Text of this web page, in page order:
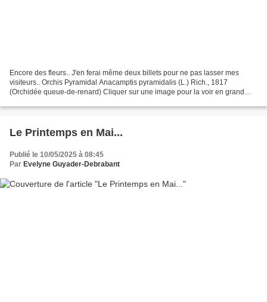
Encore des fleurs.. J'en ferai même deux billets pour ne pas lasser mes
visiteurs.. Orchis Pyramidal Anacamptis pyramidalis (L.) Rich., 1817
(Orchidée queue-de-renard) Cliquer sur une image pour la voir en grand
Le Printemps en Mai...
Publié le 10/05/2025 à 08:45
Par Evelyne Guyader-Debrabant